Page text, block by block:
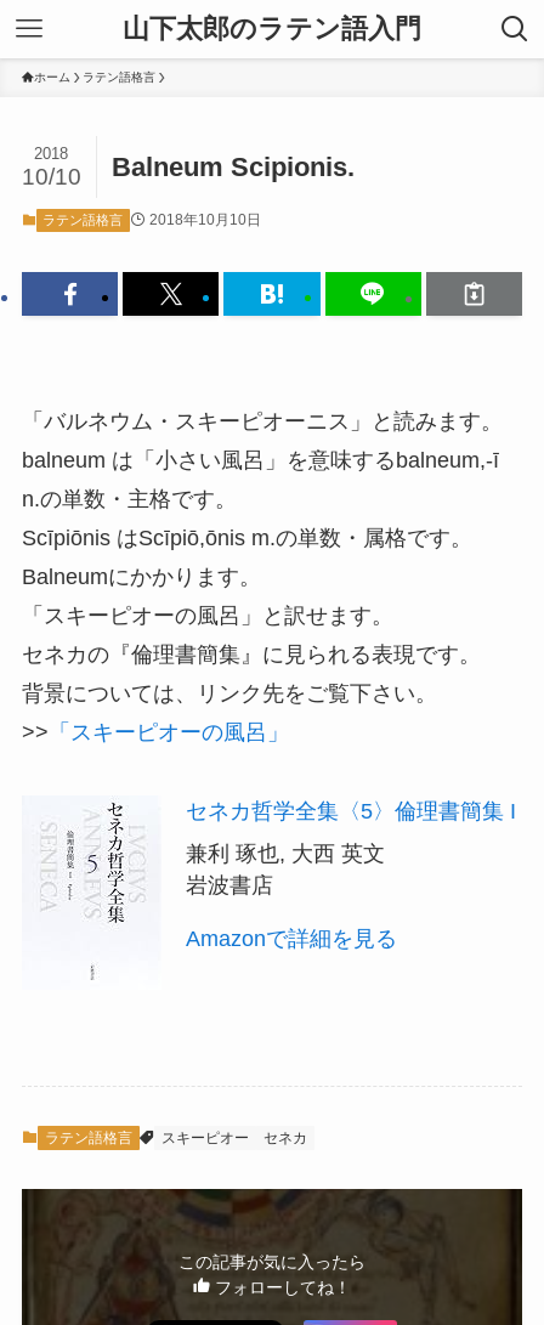
山下太郎のラテン語入門
ホーム ラテン語格言
Balneum Scipionis.
2018
10/10
ラテン語格言 2018年10月10日
「バルネウム・スキーピオーニス」と読みます。
balneum は「小さい風呂」を意味するbalneum,-ī
n.の単数・主格です。
Scīpiōnis はScīpiō,ōnis m.の単数・属格です。
Balneumにかかります。
「スキーピオーの風呂」と訳せます。
セネカの『倫理書簡集』に見られる表現です。
背景については、リンク先をご覧下さい。
>> 「スキーピオーの風呂」
セネカ哲学全集〈5〉倫理書簡集 I
兼利 琢也, 大西 英文
岩波書店
Amazonで詳細を見る
ラテン語格言 スキーピオー セネカ
この記事が気に入ったら
フォローしてね！